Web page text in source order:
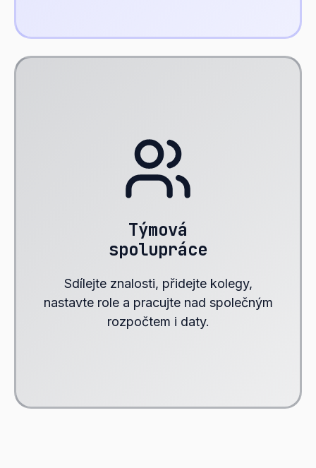
Týmová
spolupráce
Sdílejte znalosti, přidejte kolegy,
nastavte role a pracujte nad společným
rozpočtem i daty.